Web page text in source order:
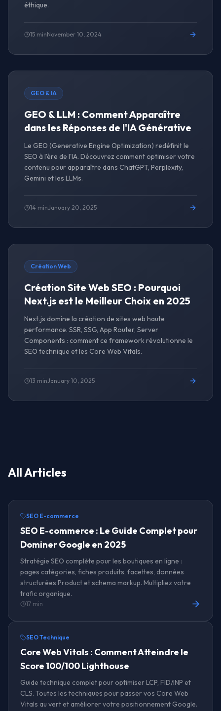
éthique.
15 minNovember 10, 2024
GEO & IA
GEO & LLM : Comment Apparaître
dans les Réponses de l'IA Générative
Le GEO (Generative Engine Optimization) redéfinit le
SEO à l'ère de l'IA. Découvrez comment optimiser votre
contenu pour apparaître dans ChatGPT, Perplexity,
Gemini et les LLMs.
14 minJanuary 20, 2025
Création Web
Création Site Web SEO : Pourquoi
Next.js est le Meilleur Choix en 2025
Next.js domine la création de sites web haute
performance. SSR, SSG, App Router, Server
Components : comment ce framework révolutionne le
SEO technique et les Core Web Vitals.
13 minJanuary 10, 2025
All Articles
SEO E-commerce
SEO E-commerce : Le Guide Complet pour
Dominer Google en 2025
Stratégie SEO complète pour les boutiques en ligne :
pages catégories, fiches produits, facettes, données
structurées Product et schema markup. Multipliez votre
trafic organique.
17 min
SEO Technique
Core Web Vitals : Comment Atteindre le
Score 100/100 Lighthouse
Guide technique complet pour optimiser LCP, FID/INP et
CLS. Toutes les techniques pour passer vos Core Web
Vitals au vert et améliorer votre positionnement Google.